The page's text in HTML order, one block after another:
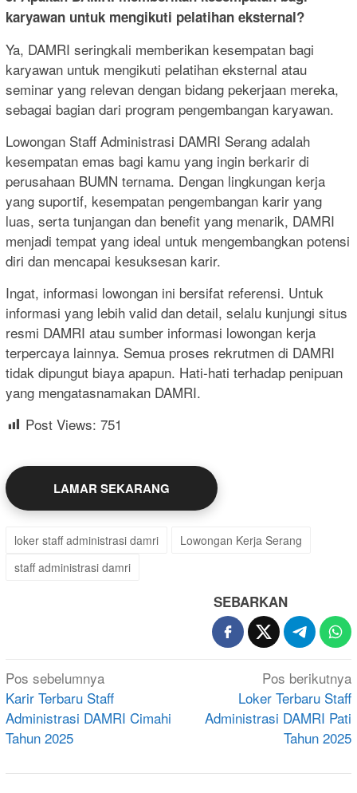
karyawan untuk mengikuti pelatihan eksternal?
Ya, DAMRI seringkali memberikan kesempatan bagi
karyawan untuk mengikuti pelatihan eksternal atau
seminar yang relevan dengan bidang pekerjaan mereka,
sebagai bagian dari program pengembangan karyawan.
Lowongan Staff Administrasi DAMRI Serang adalah
kesempatan emas bagi kamu yang ingin berkarir di
perusahaan BUMN ternama. Dengan lingkungan kerja
yang suportif, kesempatan pengembangan karir yang
luas, serta tunjangan dan benefit yang menarik, DAMRI
menjadi tempat yang ideal untuk mengembangkan potensi
diri dan mencapai kesuksesan karir.
Ingat, informasi lowongan ini bersifat referensi. Untuk
informasi yang lebih valid dan detail, selalu kunjungi situs
resmi DAMRI atau sumber informasi lowongan kerja
terpercaya lainnya. Semua proses rekrutmen di DAMRI
tidak dipungut biaya apapun. Hati-hati terhadap penipuan
yang mengatasnamakan DAMRI.
Post Views: 751
LAMAR SEKARANG
loker staff administrasi damri
Lowongan Kerja Serang
staff administrasi damri
SEBARKAN
Navigasi
pos
Pos sebelumnya
Karir Terbaru Staff
Administrasi DAMRI Cimahi
Tahun 2025
Pos berikutnya
Loker Terbaru Staff
Administrasi DAMRI Pati
Tahun 2025